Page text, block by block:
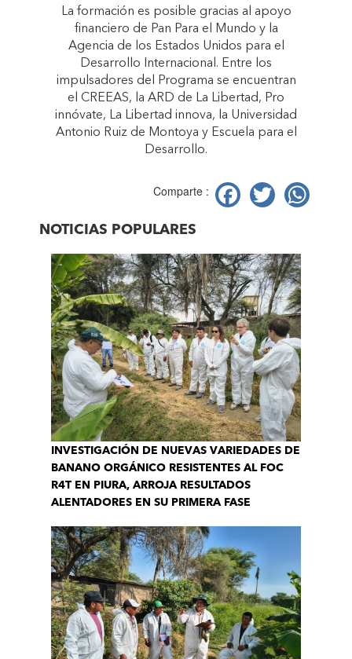
La formación es posible gracias al apoyo
financiero de Pan Para el Mundo y la
Agencia de los Estados Unidos para el
Desarrollo Internacional. Entre los
impulsadores del Programa se encuentran
el CREEAS, la ARD de La Libertad, Pro
innóvate, La Libertad innova, la Universidad
Antonio Ruiz de Montoya y Escuela para el
Desarrollo.
Comparte : Facebook
Twitter
NOTICIAS POPULARES
INVESTIGACIÓN DE NUEVAS VARIEDADES DE
BANANO ORGÁNICO RESISTENTES AL FOC
R4T EN PIURA, ARROJA RESULTADOS
ALENTADORES EN SU PRIMERA FASE